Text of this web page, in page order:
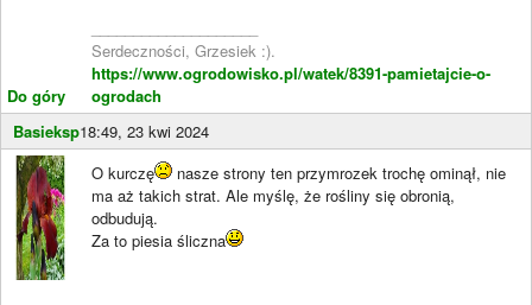
Do góry
Serdeczności, Grzesiek :).
https://www.ogrodowisko.pl/watek/8391-pamietajcie-o-
ogrodach
Basieksp18:49, 23 kwi 2024
O kurczę
nasze strony ten przymrozek trochę ominął, nie
ma aż takich strat. Ale myślę, że rośliny się obronią,
odbudują.
Za to piesia śliczna